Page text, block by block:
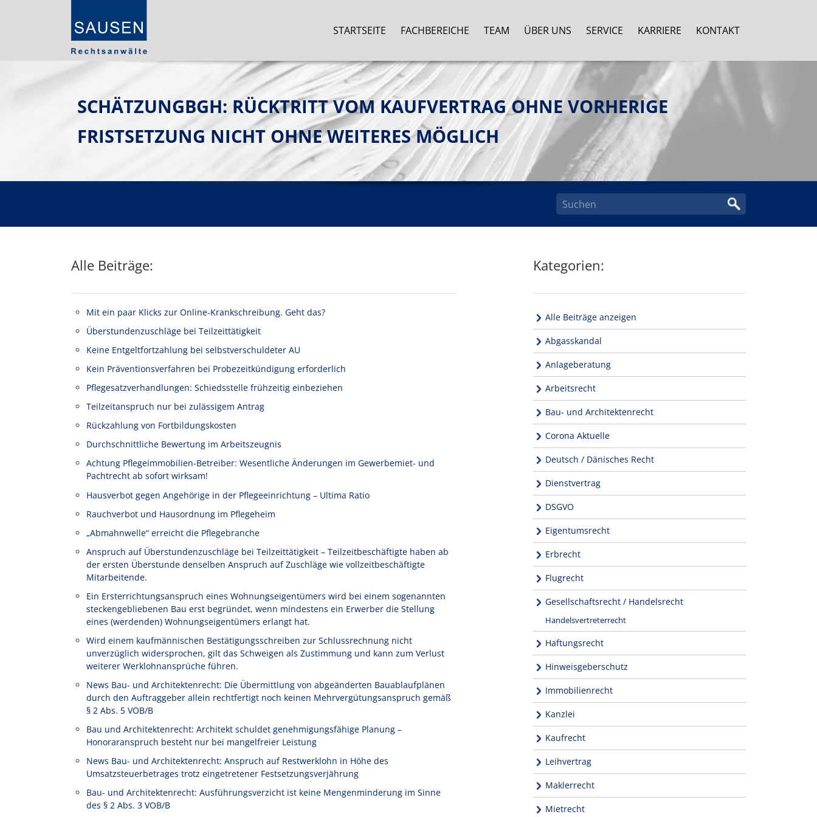
STARTSEITE FACHBEREICHE TEAM ÜBER UNS SERVICE KARRIERE KONTAKT
SCHÄTZUNGBGH: RÜCKTRITT VOM KAUFVERTRAG OHNE VORHERIGE
FRISTSETZUNG NICHT OHNE WEITERES MÖGLICH
Alle Beiträge:
Mit ein paar Klicks zur Online-Krankschreibung. Geht das?
Überstundenzuschläge bei Teilzeittätigkeit
Keine Entgeltfortzahlung bei selbstverschuldeter AU
Kein Präventionsverfahren bei Probezeitkündigung erforderlich
Pflegesatzverhandlungen: Schiedsstelle frühzeitig einbeziehen
Teilzeitanspruch nur bei zulässigem Antrag
Rückzahlung von Fortbildungskosten
Durchschnittliche Bewertung im Arbeitszeugnis
Achtung Pflegeimmobilien-Betreiber: Wesentliche Änderungen im Gewerbemiet- und
Pachtrecht ab sofort wirksam!
Hausverbot gegen Angehörige in der Pflegeeinrichtung – Ultima Ratio
Rauchverbot und Hausordnung im Pflegeheim
„Abmahnwelle“ erreicht die Pflegebranche
Anspruch auf Überstundenzuschläge bei Teilzeittätigkeit – Teilzeitbeschäftigte haben ab
der ersten Überstunde denselben Anspruch auf Zuschläge wie vollzeitbeschäftigte
Mitarbeitende.
Ein Ersterrichtungsanspruch eines Wohnungseigentümers wird bei einem sogenannten
steckengebliebenen Bau erst begründet, wenn mindestens ein Erwerber die Stellung
eines (werdenden) Wohnungseigentümers erlangt hat.
Wird einem kaufmännischen Bestätigungsschreiben zur Schlussrechnung nicht
unverzüglich widersprochen, gilt das Schweigen als Zustimmung und kann zum Verlust
weiterer Werklohnansprüche führen.
News Bau- und Architektenrecht: Die Übermittlung von abgeänderten Bauablaufplänen
durch den Auftraggeber allein rechtfertigt noch keinen Mehrvergütungsanspruch gemäß
§ 2 Abs. 5 VOB/B
Bau und Architektenrecht: Architekt schuldet genehmigungsfähige Planung –
Honoraranspruch besteht nur bei mangelfreier Leistung
News Bau- und Architektenrecht: Anspruch auf Restwerklohn in Höhe des
Umsatzsteuerbetrages trotz eingetretener Festsetzungsverjährung
Bau- und Architektenrecht: Ausführungsverzicht ist keine Mengenminderung im Sinne
des § 2 Abs. 3 VOB/B
Kategorien:
Alle Beiträge anzeigen
Abgasskandal
Anlageberatung
Arbeitsrecht
Bau- und Architektenrecht
Corona Aktuelle
Deutsch / Dänisches Recht
Dienstvertrag
DSGVO
Eigentumsrecht
Erbrecht
Flugrecht
Gesellschaftsrecht / Handelsrecht
Handelsvertreterrecht
Haftungsrecht
Hinweisgeberschutz
Immobilienrecht
Kanzlei
Kaufrecht
Leihvertrag
Maklerrecht
Mietrecht